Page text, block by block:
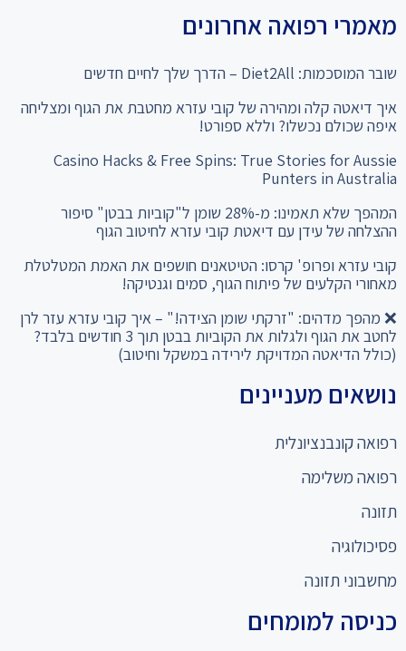
מאמרי רפואה אחרונים
שובר המוסכמות: Diet2All – הדרך שלך לחיים חדשים
איך דיאטה קלה ומהירה של קובי עזרא מחטבת את הגוף ומצליחה
איפה שכולם נכשלו? וללא ספורט!
Casino Hacks & Free Spins: True Stories for Aussie
Punters in Australia
המהפך שלא תאמינו: מ-28% שומן ל"קוביות בבטן" סיפור
ההצלחה של עידן עם דיאטת קובי עזרא לחיטוב הגוף
קובי עזרא ופרופ' קרסו: הטיטאנים חושפים את האמת המטלטלת
מאחורי הקלעים של פיתוח הגוף, סמים וגנטיקה!
❌ מהפך מדהים: "זרקתי שומן הצידה!" – איך קובי עזרא עזר לרן
לחטב את הגוף ולגלות את הקוביות בבטן תוך 3 חודשים בלבד?
(כולל הדיאטה המדויקת לירידה במשקל וחיטוב)
נושאים מעניינים
רפואה קונבנציונלית
רפואה משלימה
תזונה
פסיכולוגיה
מחשבוני תזונה
כניסה למומחים